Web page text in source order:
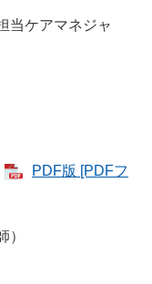
ケアマネジャ
PDF版 [PDFフ